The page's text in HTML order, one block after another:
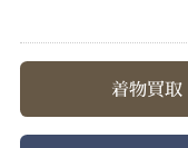
着物買